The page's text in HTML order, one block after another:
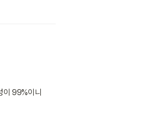
이 99%이니